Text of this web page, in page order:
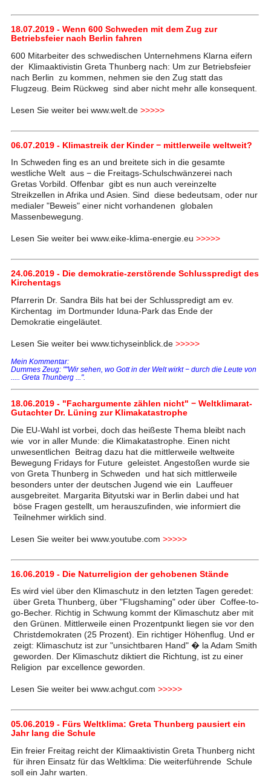
18.07.2019 - Wenn 600 Schweden mit dem Zug zur
Betriebsfeier nach Berlin fahren
600 Mitarbeiter des schwedischen Unternehmens Klarna eifern
der Klimaaktivistin Greta Thunberg nach: Um zur Betriebsfeier
nach Berlin zu kommen, nehmen sie den Zug statt das
Flugzeug. Beim Rückweg sind aber nicht mehr alle konsequent.
Lesen Sie weiter bei www.welt.de >>>>>
06.07.2019 - Klimastreik der Kinder − mittlerweile weltweit?
In Schweden fing es an und breitete sich in die gesamte
westliche Welt aus − die Freitags-Schulschwänzerei nach
Gretas Vorbild. Offenbar gibt es nun auch vereinzelte
Streikzellen in Afrika und Asien. Sind diese bedeutsam, oder nur
medialer "Beweis" einer nicht vorhandenen globalen
Massenbewegung.
Lesen Sie weiter bei www.eike-klima-energie.eu >>>>>
24.06.2019 - Die demokratie-zerstörende Schlusspredigt des
Kirchentags
Pfarrerin Dr. Sandra Bils hat bei der Schlusspredigt am ev.
Kirchentag im Dortmunder Iduna-Park das Ende der
Demokratie eingeläutet.
Lesen Sie weiter bei www.tichyseinblick.de >>>>>
Mein Kommentar:
Dummes Zeug: ""Wir sehen, wo Gott in der Welt wirkt − durch die Leute von
..... Greta Thunberg ...".
18.06.2019 - "Fachargumente zählen nicht" − Weltklimarat-
Gutachter Dr. Lüning zur Klimakatastrophe
Die EU-Wahl ist vorbei, doch das heißeste Thema bleibt nach
wie vor in aller Munde: die Klimakatastrophe. Einen nicht
unwesentlichen Beitrag dazu hat die mittlerweile weltweite
Bewegung Fridays for Future geleistet. Angestoßen wurde sie
von Greta Thunberg in Schweden und hat sich mittlerweile
besonders unter der deutschen Jugend wie ein Lauffeuer
ausgebreitet. Margarita Bityutski war in Berlin dabei und hat
böse Fragen gestellt, um herauszufinden, wie informiert die
Teilnehmer wirklich sind.
Lesen Sie weiter bei www.youtube.com >>>>>
16.06.2019 - Die Naturreligion der gehobenen Stände
Es wird viel über den Klimaschutz in den letzten Tagen geredet:
über Greta Thunberg, über "Flugshaming" oder über Coffee-to-
go-Becher. Richtig in Schwung kommt der Klimaschutz aber mit
den Grünen. Mittlerweile einen Prozentpunkt liegen sie vor den
Christdemokraten (25 Prozent). Ein richtiger Höhenflug. Und er
zeigt: Klimaschutz ist zur "unsichtbaren Hand" � la Adam Smith
geworden. Der Klimaschutz diktiert die Richtung, ist zu einer
Religion par excellence geworden.
Lesen Sie weiter bei www.achgut.com >>>>>
05.06.2019 - Fürs Weltklima: Greta Thunberg pausiert ein
Jahr lang die Schule
Ein freier Freitag reicht der Klimaaktivistin Greta Thunberg nicht
für ihren Einsatz für das Weltklima: Die weiterführende Schule
soll ein Jahr warten.